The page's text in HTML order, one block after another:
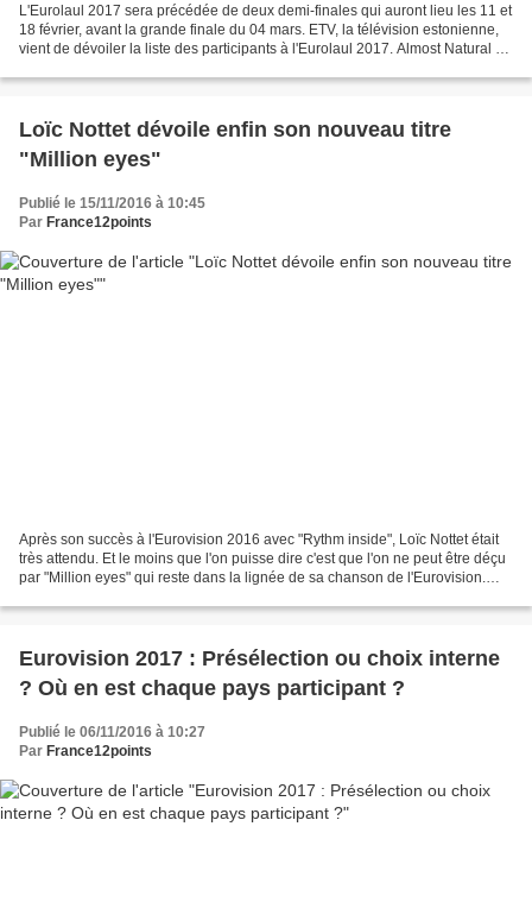
L'Eurolaul 2017 sera précédée de deux demi-finales qui auront lieu les 11 et
18 février, avant la grande finale du 04 mars. ETV, la télévision estonienne,
vient de dévoiler la liste des participants à l'Eurolaul 2017. Almost Natural -
Loïc Nottet dévoile enfin son nouveau titre
"Million eyes"
Publié le 15/11/2016 à 10:45
Par France12points
Après son succès à l'Eurovision 2016 avec "Rythm inside", Loïc Nottet était
très attendu. Et le moins que l'on puisse dire c'est que l'on ne peut être déçu
par "Million eyes" qui reste dans la lignée de sa chanson de l'Eurovision.
Eurovision 2017 : Présélection ou choix interne
? Où en est chaque pays participant ?
Publié le 06/11/2016 à 10:27
Par France12points